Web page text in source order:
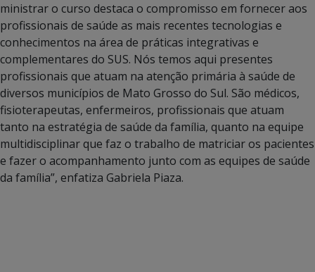
ministrar o curso destaca o compromisso em fornecer aos
profissionais de saúde as mais recentes tecnologias e
conhecimentos na área de práticas integrativas e
complementares do SUS. Nós temos aqui presentes
profissionais que atuam na atenção primária à saúde de
diversos municípios de Mato Grosso do Sul. São médicos,
fisioterapeutas, enfermeiros, profissionais que atuam
tanto na estratégia de saúde da família, quanto na equipe
multidisciplinar que faz o trabalho de matriciar os pacientes
e fazer o acompanhamento junto com as equipes de saúde
da família”, enfatiza Gabriela Piaza.